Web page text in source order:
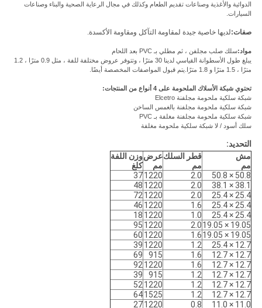
الدوائية والأغذية وصناعات تقديم الطعام وكذلك في مجال الرعاية الصحية والبناء وصناعات
السيارات.
صفات:لديها خاصية جيدة لمقاومة التآكل ومقاومة الأكسدة.
مواد:سلك صلب مجلفن ، ثم مطلي بـ PVC بعد اللحام
يبلغ طول الأسطوانة القياسي لدينا 30 مترًا ، وتتوفر عروض مختلفة للفة ، مثل 0.9 مترًا ، 1.2
مترًا ، 1.5 مترًا و 1.8 مترًا.يتم قبول المواصفات المخصصة أيضًا.
تحتوي شبكة الأسلاك الملحومة على 4 أنواع من المنتجات:
شبكة سلكية ملحومة مجلفنة Elcetro
شبكة سلكية ملحومة مجلفنة بالغمس الساخن
شبكة سلكية ملحومة مجلفنة مغلفة بـ PVC
سلك أسود / لا شبكة سلكية ملحومة مغلفة
التحديد:
مش
مم
قطر السلك
مم
عرض
مم
وزن اللفة
كلغ
50.8 × 50.8
2.0
1220
37
38.1 × 38.1
2.0
1220
48
25.4 × 25.4
2.0
1220
72
25.4 × 25.4
1.6
1220
46
25.4 × 25.4
1.0
1220
18
19.05 × 19.05
2.0
1220
95
19.05 × 19.05
1.6
1220
60
12.7 × 25.4
1.2
1220
39
12.7 × 12.7
1.6
915
69
12.7 × 12.7
1.6
1220
92
12.7 × 12.7
1.2
915
39
12.7 × 12.7
1.2
1220
52
12.7 × 12.7
1.2
1525
64
11.0 × 11.0
0.8
1220
27